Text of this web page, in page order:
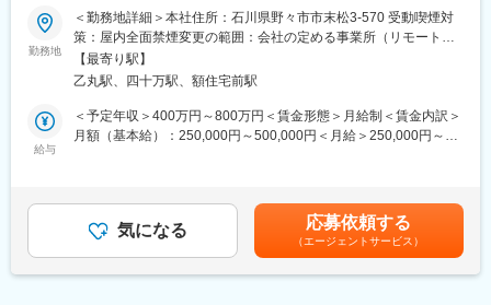
■フルリモート勤務
全国に顧客を有し、自社開発の教育ソフトがあるなど、日本全国
どこからでも勤務可能です。実際に隔月出社のペースで働いてい
※入社後1か月は社員を知る目的で出社を頂きます。
・製造業の「当たり前」を変える新技術である、プロセスインフ
ォマティクス（PI）で、カンや試行錯誤に頼る開発から、データ
駆動のスマートなプロセスへ。僅かな実データからデジタルツイ
ンを作り、仮想実験で最適条件を瞬時に導きます。結果、開発期
づくり拠点を構築するスタートアップです。創業以来、パイプラ
インと外部連携を拡大しており、R&D・事業開発・経営の「あい
だ」を担う新規ポジションを募集します。
■ポジション概要：
研究と事業をつなぐ現場に近い距離で、技術評価・協力関係検
討・新技術導入に横断的に関わるエントリー～ジュニア向けポジ
ションです。外部の研究者・企業・CDMO・ベンダーとの連携プ
い方を歓迎します。
7カ国以上のメンバーが集う国際チームで、海外との共同研究・技
術連携・事業連携が日常的に進んでいます。
勤務地
＜勤務地詳細＞本社住所：石川県野々市市末松3-570 受動喫煙対
策：屋内全面禁煙変更の範囲：会社の定める事業所（リモートワ
ーク含む）
【最寄り駅】
乙丸駅、四十万駅、額住宅前駅
給与
＜予定年収＞400万円～800万円＜賃金形態＞月給制＜賃金内訳＞
月額（基本給）：250,000円～500,000円＜月給＞250,000円～
す。月給(月額)は固定手当を含めた表記です。
気になる 応募依頼する
（エージェントサービス）